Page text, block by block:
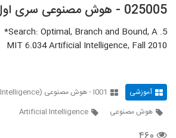
12
025011 - هوش مصنوعی سری اول
۴۷۳ بازدید
13
۴۵۳ بازدید
025005 - هوش مصنوعی سری اول
5. Search: Optimal, Branch and Bound, A*
MIT 6.034 Artificial Intelligence, Fall 2010
آموزشی
I001 - هوش مصنوعی (Artificial Intelligence)
هوش مصنوعی
Artificial Intelligence